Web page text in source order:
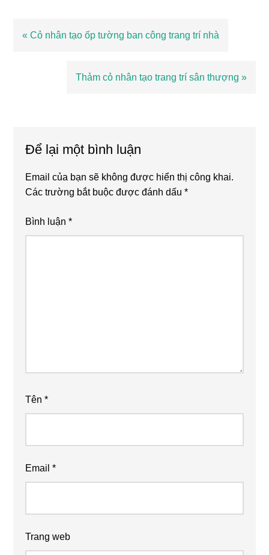
Bài
« Cỏ nhân tạo ốp tường ban công trang trí nhà
Bài
Thảm cỏ nhân tạo trang trí sân thượng »
Để lại một bình luận
Email của bạn sẽ không được hiển thị công khai.
Các trường bắt buộc được đánh dấu*
Bình luận*
Tên*
Email*
Trang web